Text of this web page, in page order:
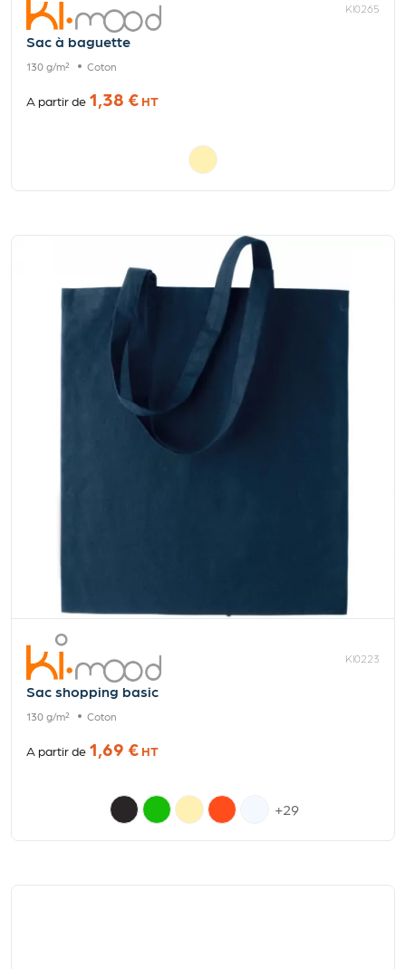
KI0265
Sac à baguette
130 g/m² Coton
A partir de 1,38 €HT
KI0223
Sac shopping basic
130 g/m² Coton
A partir de 1,69 €HT
+29